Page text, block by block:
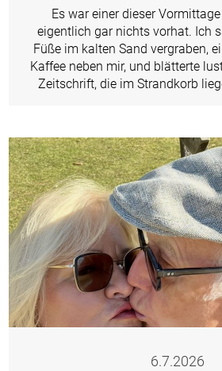
Es war einer dieser
eigentlich gar nichts vorhat. Ich
Füße im kalten Sand vergraben,
Kaffee neben mir, und blätterte
Zeitschrift, die im Strandkorb
6.7.2026